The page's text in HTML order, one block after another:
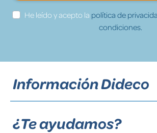
He leído y acepto la política de
condiciones.
Información Dideco
¿Te ayudamos?